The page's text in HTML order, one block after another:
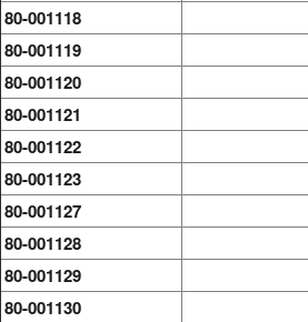
80-001118
80-001119
80-001120
80-001121
80-001122
80-001123
80-001127
80-001128
80-001129
80-001130